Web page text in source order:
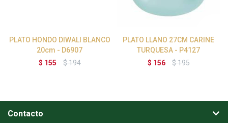
PLATO HONDO DIWALI BLANCO
20cm - D6907
$ 155 $194
PLATO LLANO 27CM CARINE
TURQUESA - P4127
$ 156 $195
Contacto